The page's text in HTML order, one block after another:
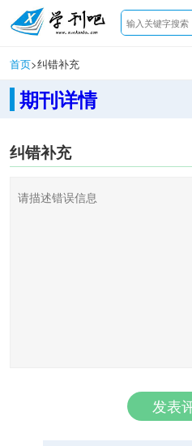
首页>纠错补充
期刊详情
纠错补充
发表